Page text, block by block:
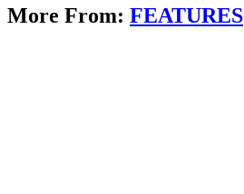
More From: FEATURES